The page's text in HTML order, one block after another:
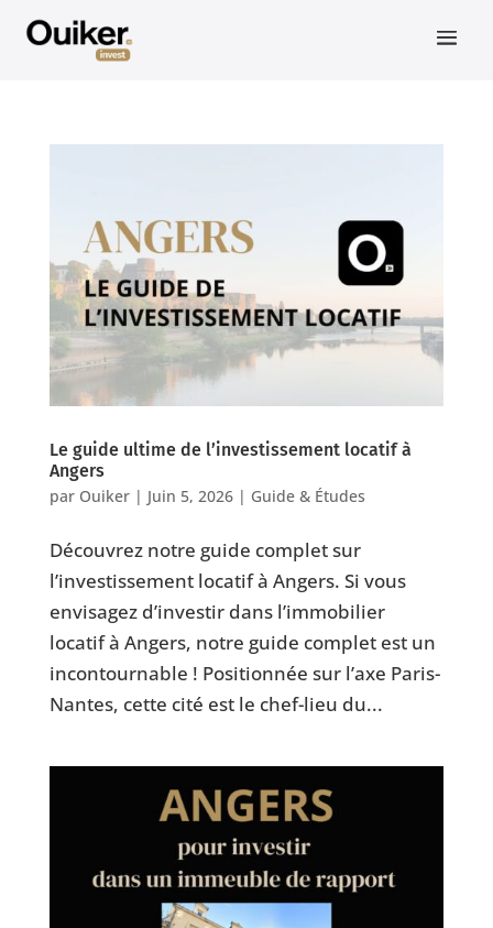
Le guide ultime de l’investissement locatif à
Angers
par Ouiker| Juin 5, 2026| Guide & Études
Découvrez notre guide complet sur
l’investissement locatif à Angers. Si vous
envisagez d’investir dans l’immobilier
locatif à Angers, notre guide complet est un
incontournable ! Positionnée sur l’axe Paris-
Nantes, cette cité est le chef-lieu du...